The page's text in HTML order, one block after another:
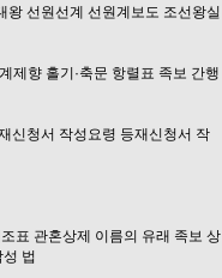
왕 선원선계 선원계보도 조선왕실
제향 홀기·축문 항렬표 족보 간행
신청서 작성요령 등재신청서 작
표 관혼상제 이름의 유래 족보 상
법